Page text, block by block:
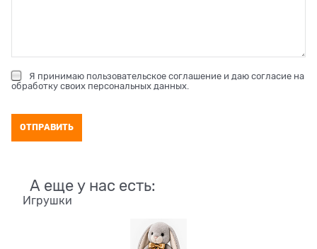
Я принимаю пользовательское соглашение и даю согласие на
обработку своих персональных данных
А еще у нас есть:
Игрушки